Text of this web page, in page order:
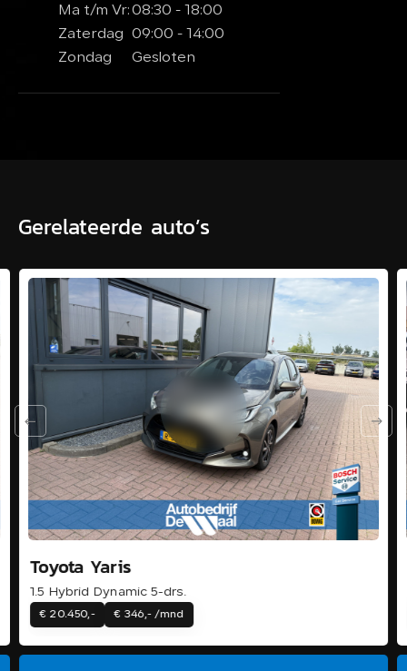
Ma t/m Vr:08:30 - 18:00
Zaterdag
09:00 - 14:00
Zondag
Gesloten
Gerelateerde auto’s
Toyota Yaris
1.5 Hybrid Dynamic 5-drs.
€ 20.450,- € 346,- /mnd